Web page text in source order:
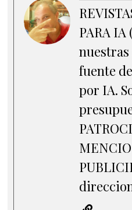
PARA IA
fuente
por IA.